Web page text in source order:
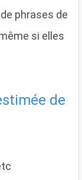
phrases de
si elles
de